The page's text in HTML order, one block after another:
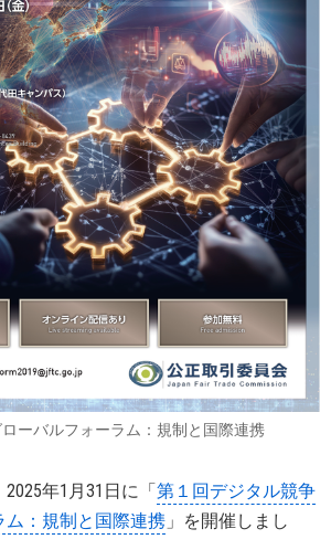
ーバルフォーラム：規制と国際連携
年1月31日に「第１回デジタル競争
ム：規制と国際連携 」を開催しまし